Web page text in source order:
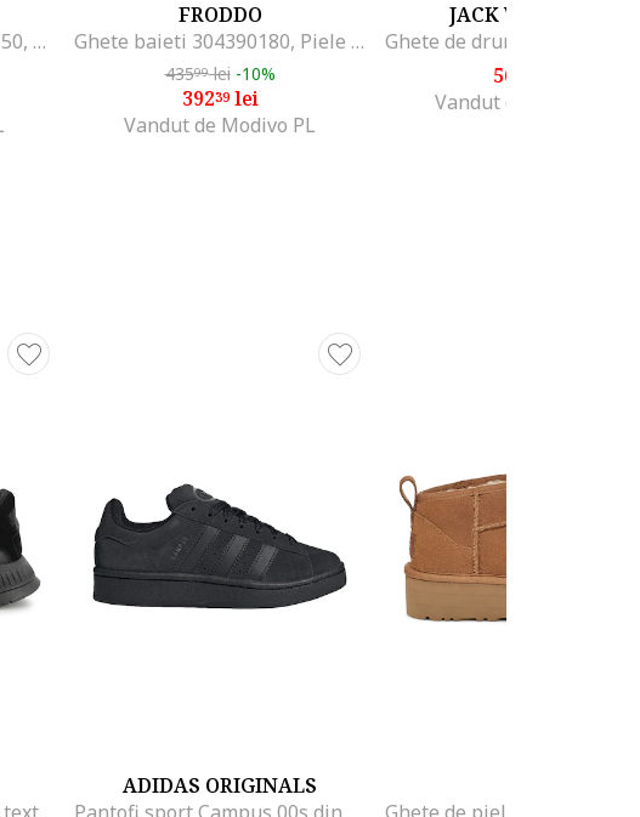
Ghete baieti 5905588906650, Piele intoarsa, 29 EU, Negru
FRODDO
Ghete baieti 304390180, Piele naturala, Albastru, Albastru
43599lei -10%
39239lei
Vandut de Modivo PL
JACK WOLFSKIN
565
Vandut de Modivo PL
ADIDAS ORIGINALS